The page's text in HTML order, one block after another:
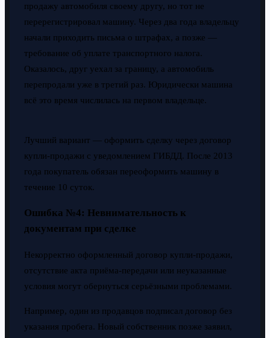
продажу автомобиля своему другу, но тот не
перерегистрировал машину. Через два года владельцу
начали приходить письма о штрафах, а позже —
требование об уплате транспортного налога.
Оказалось, друг уехал за границу, а автомобиль
перепродали уже в третий раз. Юридически машина
всё это время числилась на первом владельце.
Лучший вариант — оформить сделку через договор
купли-продажи с уведомлением ГИБДД. После 2013
года покупатель обязан переоформить машину в
течение 10 суток.
Ошибка №4: Невнимательность к
документам при сделке
Некорректно оформленный договор купли-продажи,
отсутствие акта приёма-передачи или неуказанные
условия могут обернуться серьёзными проблемами.
Например, один из продавцов подписал договор без
указания пробега. Новый собственник позже заявил,